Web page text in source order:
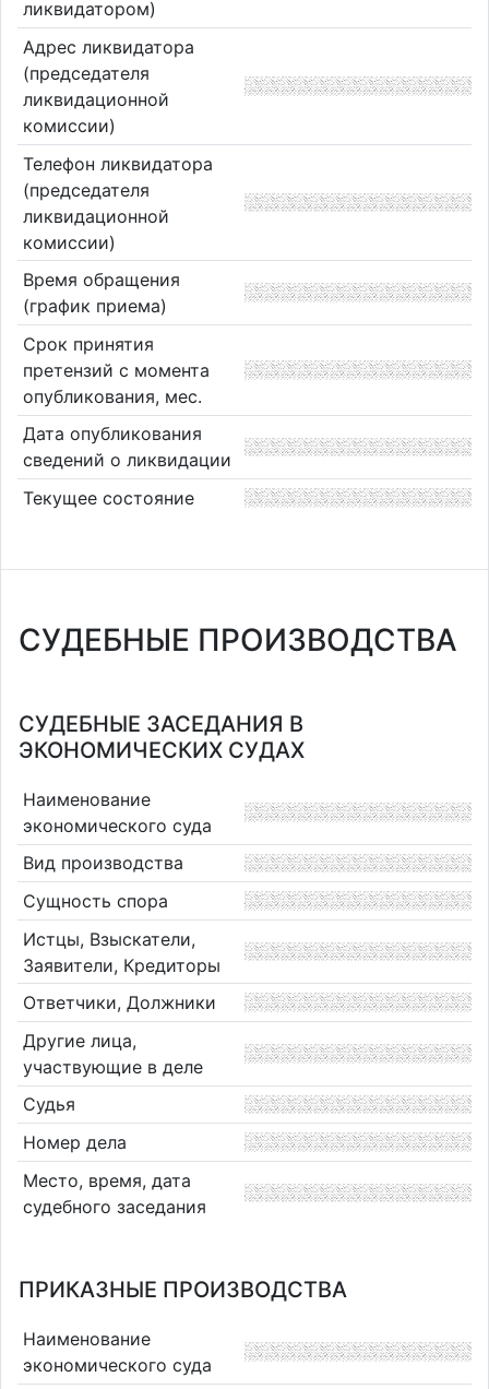
ликвидатором)
Адрес ликвидатора
(председателя
ликвидационной
комиссии)
Телефон ликвидатора
(председателя
ликвидационной
комиссии)
Время обращения
(график приема)
Срок принятия
претензий с момента
опубликования, мес.
Дата опубликования
сведений о ликвидации
Текущее состояние
СУДЕБНЫЕ ПРОИЗВОДСТВА
СУДЕБНЫЕ ЗАСЕДАНИЯ В
ЭКОНОМИЧЕСКИХ СУДАХ
Наименование
экономического суда
Вид производства
Сущность спора
Истцы, Взыскатели,
Заявители, Кредиторы
Ответчики, Должники
Другие лица,
участвующие в деле
Судья
Номер дела
Место, время, дата
судебного заседания
ПРИКАЗНЫЕ ПРОИЗВОДСТВА
Наименование
экономического суда